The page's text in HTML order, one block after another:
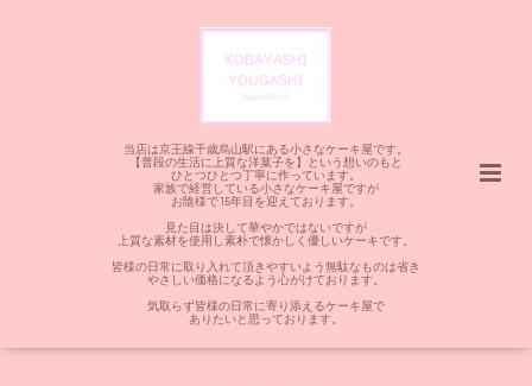
当店は京王線千歳烏山駅にある小さなケーキ屋です。
【普段の生活に上質な洋菓子を】という想いのもと
ひとつひとつ丁寧に作っています。
家族で経営している小さなケーキ屋ですが
お陰様で15年目を迎えております。
見た目は決して華やかではないですが
上質な素材を使用し素朴で懐かしく優しいケーキです。
皆様の日常に取り入れて頂きやすいよう無駄なものは省き
やさしい価格になるよう心がけております。
気取らず皆様の日常に寄り添えるケーキ屋で
ありたいと思っております。